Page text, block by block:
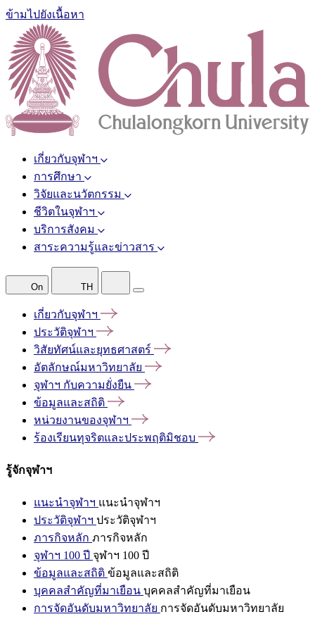
ข้ามไปยังเนื้อหา
เกี่ยวกับจุฬาฯ
การศึกษา
วิจัยและนวัตกรรม
ชีวิตในจุฬาฯ
บริการสังคม
สาระความรู้และข่าวสาร
On TH
เกี่ยวกับจุฬาฯ
ประวัติจุฬาฯ
วิสัยทัศน์และยุทธศาสตร์
อัตลักษณ์มหาวิทยาลัย
จุฬาฯ กับความยั่งยืน
ข้อมูลและสถิติ
หน่วยงานของจุฬาฯ
ร้องเรียนทุจริตและประพฤติมิชอบ
รู้จักจุฬาฯ
แนะนำจุฬาฯ แนะนำจุฬาฯ
ประวัติจุฬาฯ ประวัติจุฬาฯ
ภารกิจหลัก ภารกิจหลัก
จุฬาฯ 100 ปี จุฬาฯ 100 ปี
ข้อมูลและสถิติ ข้อมูลและสถิติ
บุคคลสำคัญที่มาเยือน บุคคลสำคัญที่มาเยือน
การจัดอันดับมหาวิทยาลัย การจัดอันดับมหาวิทยาลัย